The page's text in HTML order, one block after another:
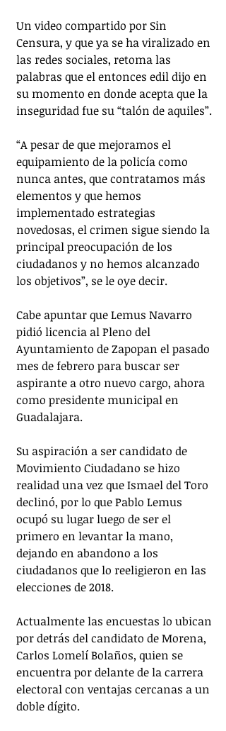
Un video compartido por Sin
Censura, y que ya se ha viralizado en
las redes sociales, retoma las
palabras que el entonces edil dijo en
su momento en donde acepta que la
inseguridad fue su “talón de aquiles”.
“A pesar de que mejoramos el
equipamiento de la policía como
nunca antes, que contratamos más
elementos y que hemos
implementado estrategias
novedosas, el crimen sigue siendo la
principal preocupación de los
ciudadanos y no hemos alcanzado
los objetivos”, se le oye decir.
Cabe apuntar que Lemus Navarro
pidió licencia al Pleno del
Ayuntamiento de Zapopan el pasado
mes de febrero para buscar ser
aspirante a otro nuevo cargo, ahora
como presidente municipal en
Guadalajara.
Su aspiración a ser candidato de
Movimiento Ciudadano se hizo
realidad una vez que Ismael del Toro
declinó, por lo que Pablo Lemus
ocupó su lugar luego de ser el
primero en levantar la mano,
dejando en abandono a los
ciudadanos que lo reeligieron en las
elecciones de 2018.
Actualmente las encuestas lo ubican
por detrás del candidato de Morena,
Carlos Lomelí Bolaños, quien se
encuentra por delante de la carrera
electoral con ventajas cercanas a un
doble dígito.